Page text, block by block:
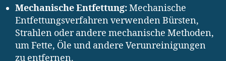
Mechanische Entfettung:Mechanische
Entfettungsverfahren verwenden Bürsten,
Strahlen oder andere mechanische Methoden,
um Fette, Öle und andere Verunreinigungen
zu entfernen.